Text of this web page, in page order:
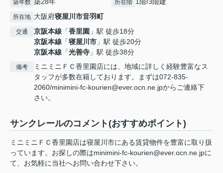
築年数 築28年 所在階 1階/3階建
所在地 大阪府寝屋川市音羽町
交通 京阪本線 「香里園 」駅 徒歩18分
京阪本線 「寝屋川市 」駅 徒歩20分
京阪本線 「光善寺 」駅 徒歩38分
備考
ミニミニＦＣ香里園店には、地域に詳しく経験豊富なス
タッフが多数在籍しております。まずは072-835-
2060/minimini-fc-kourien@ever.ocn.ne.jpからご連絡下
さい。
サンクレールのコメント(おすすめポイント)
ミニミニＦＣ香里園店は寝屋川市にある賃貸物件を豊富に取り扱
っています。お探しの際はminimini-fc-kourien@ever.ocn.ne.jpに
て、お気軽に当社へお問い合わせ下さい。